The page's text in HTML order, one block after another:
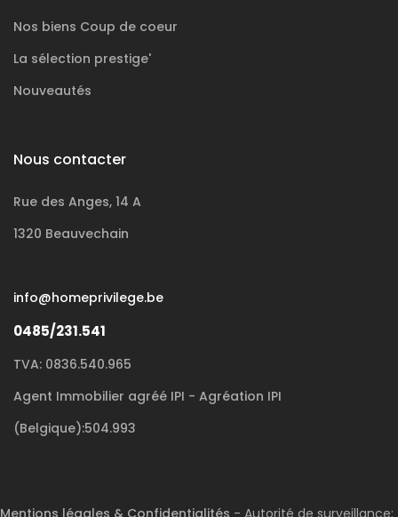
Nos biens Coup de coeur
La sélection prestige'
Nouveautés
Nous contacter
Rue des Anges, 14 A
1320 Beauvechain
info@homeprivilege.be
0485/231.541
TVA: 0836.540.965
Agent Immobilier agréé IPI - Agréation IPI
(Belgique):504.993
Mentions légales & Confidentialités - Autorité de surveillance: